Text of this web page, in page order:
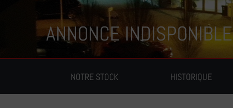
NOTRE STOCK HISTORIQUE
ANNONCE INDISPONIBLE